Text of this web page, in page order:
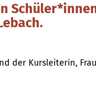
Kursleiterin,